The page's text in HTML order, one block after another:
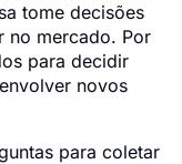
tome decisões
no mercado. Por
para decidir
novos
para coletar